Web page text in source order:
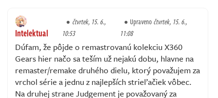
Intelektual
čtvrtek, 15. 6.,
10:53
Upravenočtvrtek, 15. 6.,
11:08
Dúfam, že pôjde o remastrovanú kolekciu X360
Gears hier načo sa teším už nejakú dobu, hlavne na
remaster/remake druhého dielu, ktorý považujem za
vrchol série a jednu z najlepších strieľačiek vôbec.
Na druhej strane Judgement je považovaný za